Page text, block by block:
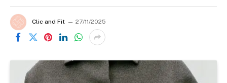
Clic and Fit 27/11/2025